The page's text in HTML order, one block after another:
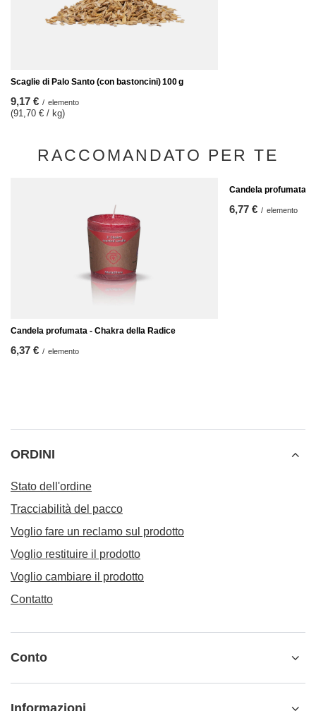
Scaglie di Palo Santo (con bastoncini) 100 g
9,17 € / elemento
(91,70 € / kg)
RACCOMANDATO PER TE
Candela profumata - Chakra della Radice
6,37 € / elemento
Candela profumata -
6,77 € / elemento
ORDINI
Stato dell'ordine
Tracciabilità del pacco
Voglio fare un reclamo sul prodotto
Voglio restituire il prodotto
Voglio cambiare il prodotto
Contatto
Conto
Informazioni